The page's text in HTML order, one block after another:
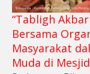
“Tabligh
Bersama
Masyarakat
Muda di